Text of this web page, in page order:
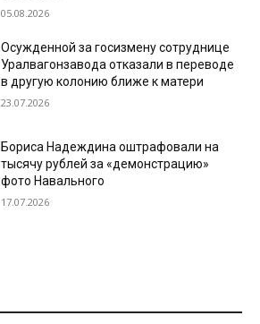
05.08.2026
Осужденной за госизмену сотруднице
Уралвагонзавода отказали в переводе
в другую колонию ближе к матери
23.07.2026
Бориса Надеждина оштрафовали на
тысячу рублей за «демонстрацию»
фото Навального
17.07.2026